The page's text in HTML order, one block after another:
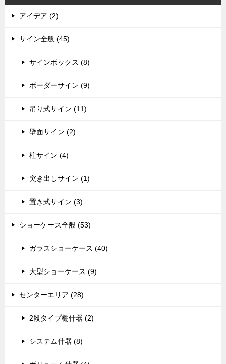
アイデア (2)
サイン全般 (45)
サインボックス (8)
ボーダーサイン (9)
吊り式サイン (11)
壁面サイン (2)
柱サイン (4)
突き出しサイン (1)
置き式サイン (3)
ショーケース全般 (53)
ガラスショーケース (40)
大型ショーケース (9)
センターエリア (28)
2段タイプ棚什器 (2)
システム什器 (8)